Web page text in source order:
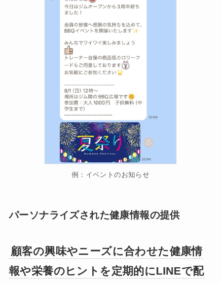
例：イベントのお知らせ
パーソナライズされた健康情報の提供
顧客の興味やニーズに合わせた健康情
報や栄養のヒントを定期的にLINEで配